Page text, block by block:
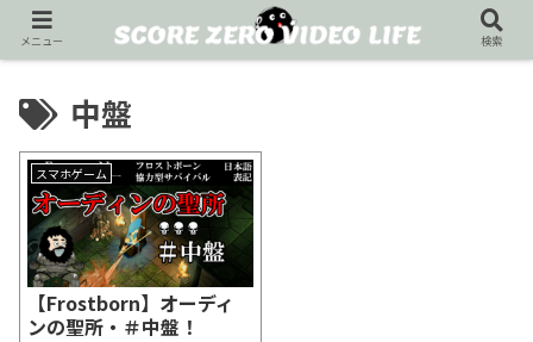
中盤
スマホゲーム
【Frostborn】オーディ
ンの聖所・＃中盤！
メニュー 検索